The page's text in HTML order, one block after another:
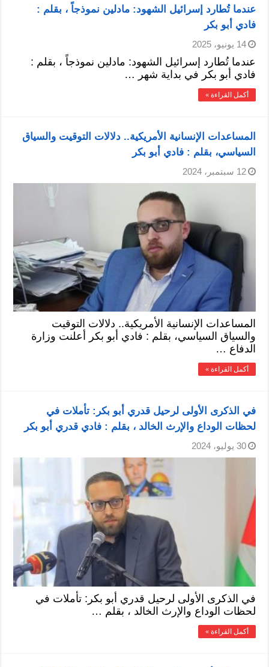
عندما تُطارد إسرائيل الشهود: مادلين نموذجاً ، بقلم :
فادي أبو بكر
14 يونيو، 2025
عندما تُطارد إسرائيل الشهود: مادلين نموذجاً ، بقلم :
فادي أبو بكر في بداية شهر …
أكمل القراءة »
المساعدات الإنسانية الأمريكية.. دلالات التوقيت والسياق
السياسي، بقلم : فادي أبو بكر
12 سبتمبر، 2024
المساعدات الإنسانية الأمريكية.. دلالات التوقيت
والسياق السياسي، بقلم : فادي أبو بكر أعلنت وزارة
الدفاع …
أكمل القراءة »
في الذكرى الأولى لرحيل قدري أبو بكر: تأملات في
لحظات الوداع والإرث الخالد ، بقلم : فادي قدري أبو بكر
30 يوليو، 2024
في الذكرى الأولى لرحيل قدري أبو بكر: تأملات في
لحظات الوداع والإرث الخالد ، بقلم …
أكمل القراءة »